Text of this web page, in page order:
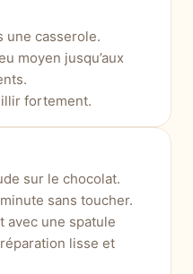
une casserole.
moyen jusqu’aux
fortement.
sur le chocolat.
sans toucher.
avec une spatule
lisse et